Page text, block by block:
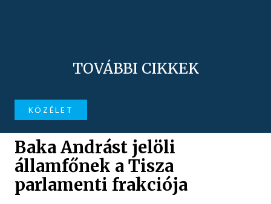
TOVÁBBI CIKKEK
KÖZÉLET
Baka Andrást jelöli
államfőnek a Tisza
parlamenti frakciója